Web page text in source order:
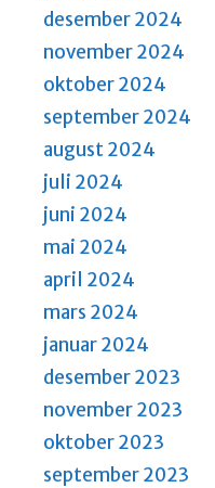
desember 2024
november 2024
oktober 2024
september 2024
august 2024
juli 2024
juni 2024
mai 2024
april 2024
mars 2024
januar 2024
desember 2023
november 2023
oktober 2023
september 2023